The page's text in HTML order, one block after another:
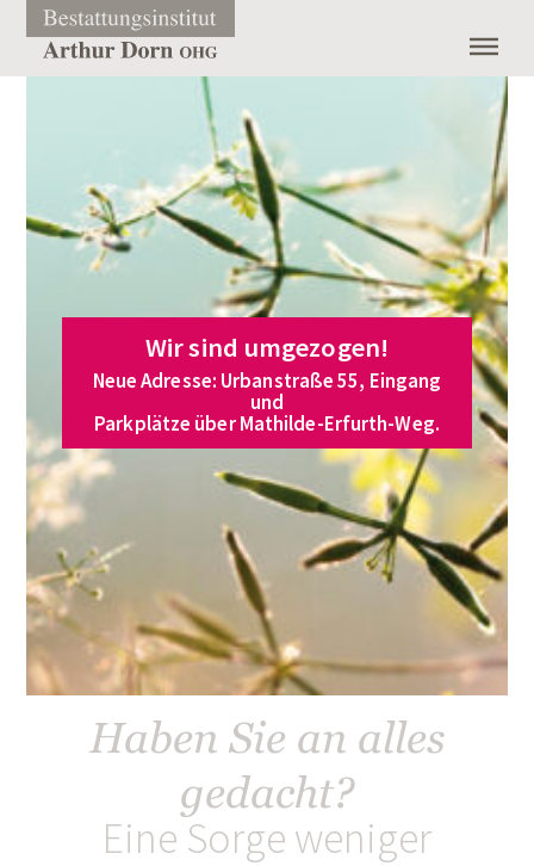
Menü überspringen
Wir sind umgezogen!
Neue Adresse: Urbanstraße 55, Eingang
und
Parkplätze über Mathilde-Erfurth-Weg.
Haben Sie an alles
gedacht?
Eine Sorge weniger